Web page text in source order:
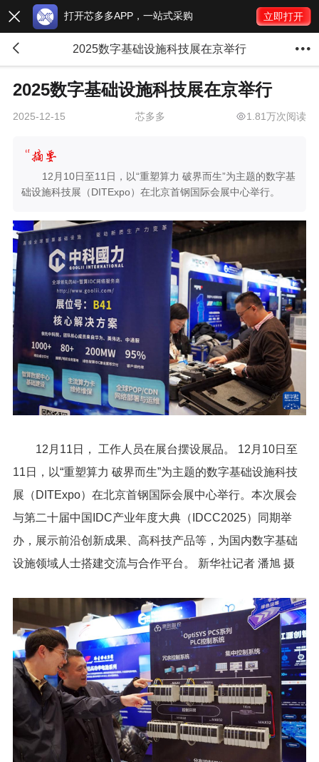
 打开芯多多APP，一站式采购 立即打开
 2025数字基础设施科技展在京举行 
2025数字基础设施科技展在京举行
2025-12-15 芯多多 1.81万次阅读
12月10日至11日，以“重塑算力 破界而生”为主题的数字基
础设施科技展（DITExpo）在北京首钢国际会展中心举行。
12月11日， 工作人员在展台摆设展品。 12月10日至
11日，以“重塑算力 破界而生”为主题的数字基础设施科技
展（DITExpo）在北京首钢国际会展中心举行。本次展会
与第二十届中国IDC产业年度大典（IDCC2025）同期举
办，展示前沿创新成果、高科技产品等，为国内数字基础
设施领域人士搭建交流与合作平台。 新华社记者 潘旭 摄